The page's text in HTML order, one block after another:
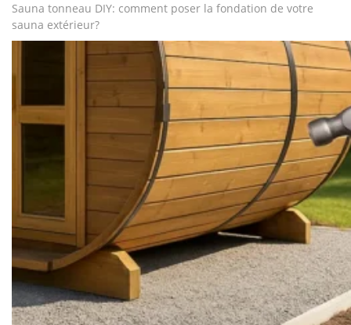
Sauna tonneau DIY: comment poser la fondation de votre
sauna extérieur?